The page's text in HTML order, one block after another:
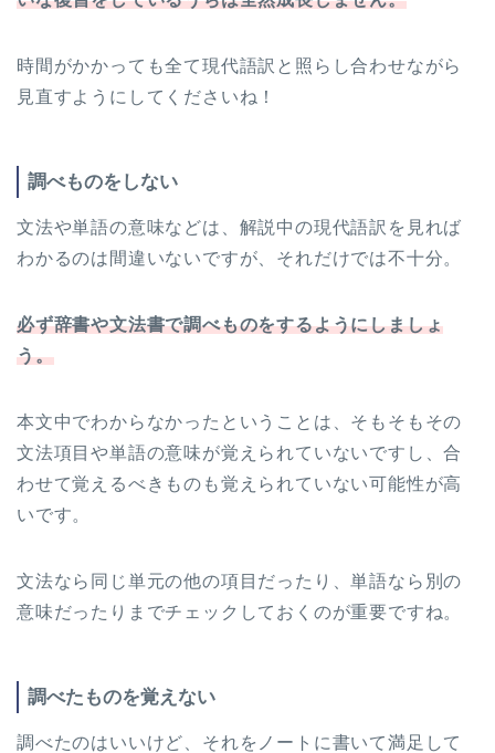
時間がかかっても全て現代語訳と照らし合わせながら
見直すようにしてくださいね！
調べものをしない
文法や単語の意味などは、解説中の現代語訳を見れば
わかるのは間違いないですが、それだけでは不十分。
必ず辞書や文法書で調べものをするようにしましょ
う。
本文中でわからなかったということは、そもそもその
文法項目や単語の意味が覚えられていないですし、合
わせて覚えるべきものも覚えられていない可能性が高
いです。
文法なら同じ単元の他の項目だったり、単語なら別の
意味だったりまでチェックしておくのが重要ですね。
調べたものを覚えない
調べたのはいいけど、それをノートに書いて満足して